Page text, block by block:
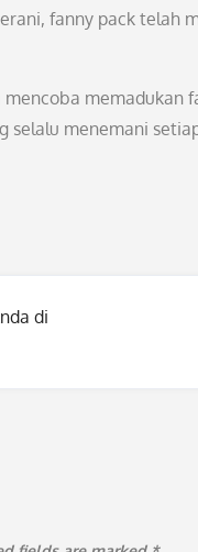
fanny pack telah
memadukan
menemani
di